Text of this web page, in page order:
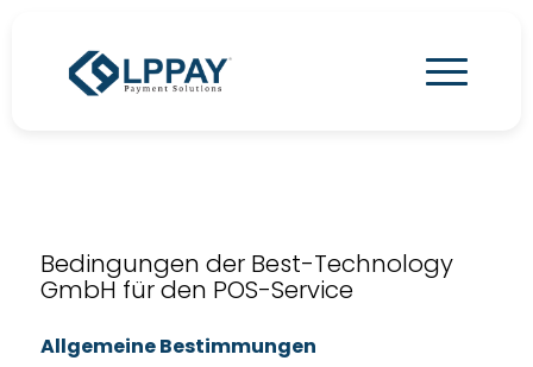
Bedingungen der Best-Technology
GmbH für den POS-Service
Allgemeine Bestimmungen